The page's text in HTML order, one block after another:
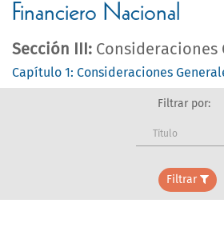
Financiero Nacional
Sección III: Consideraciones
Capítulo 1: Consideraciones
Filtrar por:
Título
Filtrar